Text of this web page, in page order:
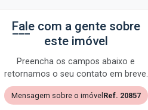
Fale com a gente sobre
este imóvel
Preencha os campos abaixo e
retornamos o seu contato em breve.
Mensagem sobre o imóvel Ref. 20857